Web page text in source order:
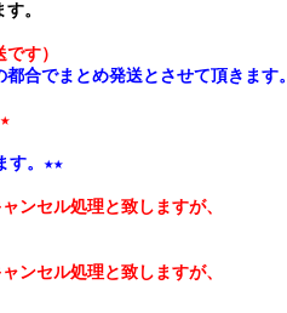
合でまとめ発送とさせて頂きます。
す。★★
ンセル処理と致しますが、
ンセル処理と致しますが、